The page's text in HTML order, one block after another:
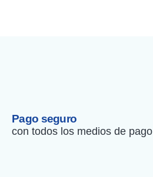
Pago seguro
con todos los medios de pago